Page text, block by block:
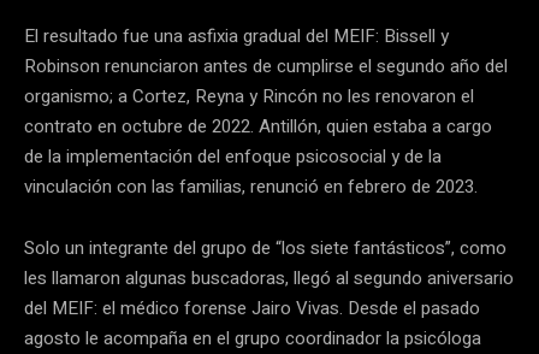
El resultado fue una asfixia gradual del MEIF: Bissell y
Robinson renunciaron antes de cumplirse el segundo año del
organismo; a Cortez, Reyna y Rincón no les renovaron el
contrato en octubre de 2022. Antillón, quien estaba a cargo
de la implementación del ​​enfoque psicosocial y de la
vinculación con las familias, renunció en febrero de 2023.
Solo un integrante del grupo de “los siete fantásticos”, como
les llamaron algunas buscadoras, llegó al segundo aniversario
del MEIF: el médico forense Jairo Vivas. Desde el pasado
agosto le acompaña en el grupo coordinador la psicóloga